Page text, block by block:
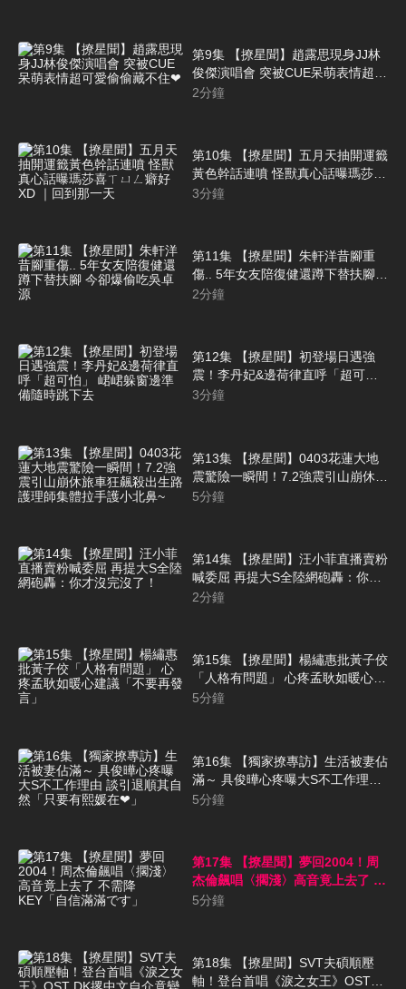
第9集 【撩星聞】趙露思現身JJ林
俊傑演唱會 突被CUE呆萌表情超可
愛偷偷藏不住❤
2分鐘
第10集 【撩星聞】五月天抽開運籤
黃色幹話連噴 怪獸真心話曝瑪莎喜
ㄒㄩㄥ癖好XD ｜回到那一天
3分鐘
第11集 【撩星聞】朱軒洋昔腳重
傷.. 5年女友陪復健還蹲下替扶腳
今卻爆偷吃吳卓源
2分鐘
第12集 【撩星聞】初登場日遇強
震！李丹妃&邊荷律直呼「超可
怕」 峮峮躲窗邊準備隨時跳下去
3分鐘
第13集 【撩星聞】0403花蓮大地
震驚險一瞬間！7.2強震引山崩休旅
車狂飆殺出生路 護理師集體拉手護
5分鐘
第14集 【撩星聞】汪小菲直播賣粉
喊委屈 再提大S全陸網砲轟：你才
沒完沒了！
2分鐘
第15集 【撩星聞】楊繡惠批黃子佼
「人格有問題」 心疼孟耿如暖心建
議「不要再發言」
5分鐘
第16集 【獨家撩專訪】生活被妻佔
滿～ 具俊曄心疼曝大S不工作理由
談引退順其自然「只要有熙媛在
5分鐘
第17集 【撩星聞】夢回2004！周
杰倫飆唱〈擱淺〉高音竟上去了 不
需降KEY「自信滿滿です」
5分鐘
第18集 【撩星聞】SVT夫碩順壓
軸！登台首唱《淚之女王》OST